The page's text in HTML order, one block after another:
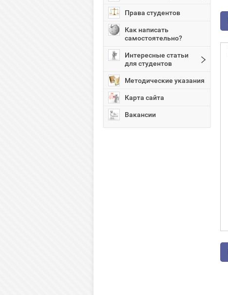
Права студентов
Как написать
самостоятельно?
Интересные статьи
для студентов
Методические указания
Карта сайта
Вакансии